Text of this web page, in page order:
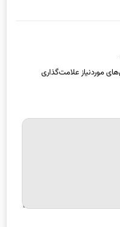
موردنیاز علامت‌گذاری